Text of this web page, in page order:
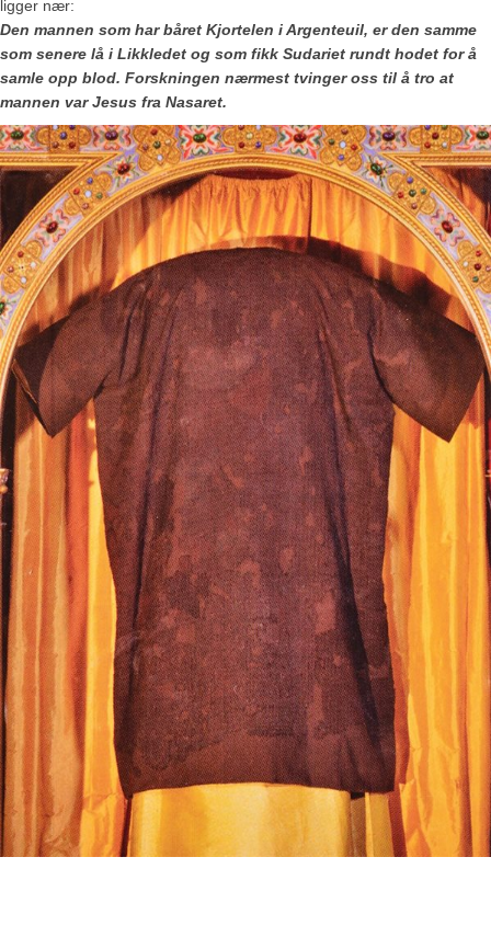
ligger nær:
Den mannen som har båret Kjortelen i Argenteuil, er den samme
som senere lå i Likkledet og som fikk Sudariet rundt hodet for å
samle opp blod. Forskningen nærmest tvinger oss til å tro at
mannen var Jesus fra Nasaret.